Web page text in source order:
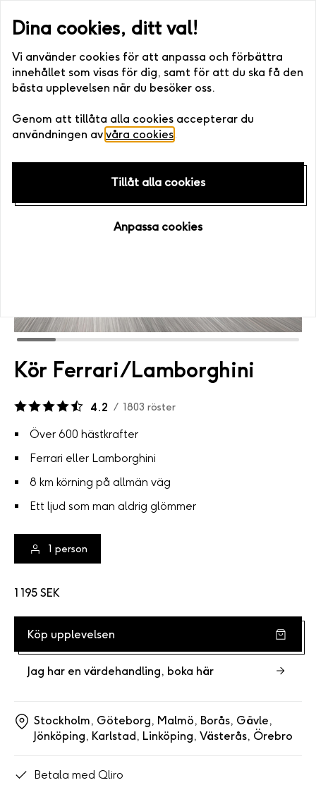
Dina cookies, ditt val!
Vi använder cookies för att anpassa och förbättra
innehållet som visas för dig, samt för att du ska få den
bästa upplevelsen när du besöker oss.
Genom att tillåta alla cookies accepterar du
användningen av våra cookies.
Tillåt alla cookies
Anpassa cookies
Kör Ferrari/Lamborghini
4.2 / 1803 röster
Över 600 hästkrafter
Ferrari eller Lamborghini
8 km körning på allmän väg
Ett ljud som man aldrig glömmer
1 person
1 195 SEK
Köp upplevelsen
Jag har en värdehandling, boka här
Stockholm, Göteborg, Malmö, Borås, Gävle,
Jönköping, Karlstad, Linköping, Västerås, Örebro
Betala med Qliro